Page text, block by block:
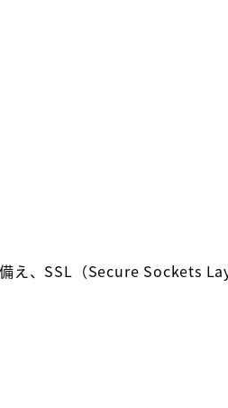
え、SSL（Secure Sockets